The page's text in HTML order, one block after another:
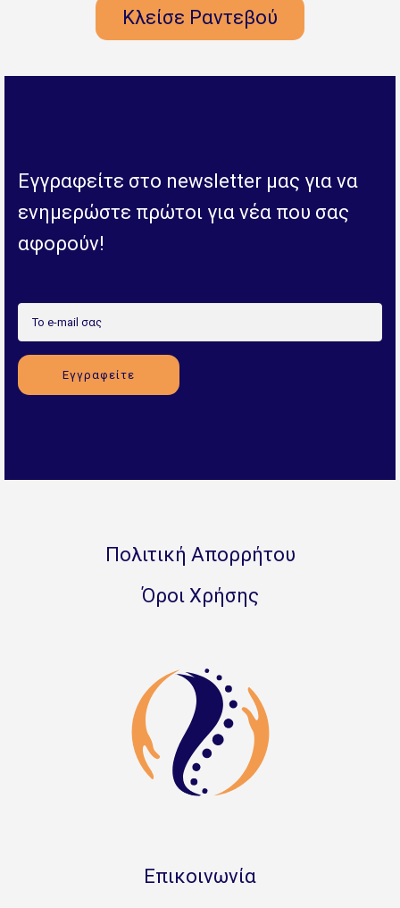
Κλείσε Ραντεβού
Εγγραφείτε στο newsletter μας για να
ενημερώστε πρώτοι για νέα που σας
αφορούν!
Πολιτική Απορρήτου
Όροι Χρήσης
Επικοινωνία